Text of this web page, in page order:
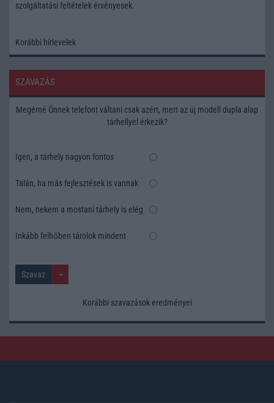
szolgáltatási feltételek érvényesek.
Korábbi hírlevelek
SZAVAZÁS
Megérné Önnek telefont váltani csak azért, mert az új modell dupla alap
tárhellyel érkezik?
Igen, a tárhely nagyon fontos
Talán, ha más fejlesztések is vannak
Nem, nekem a mostani tárhely is elég
Inkább felhőben tárolok mindent
Korábbi szavazások eredményei